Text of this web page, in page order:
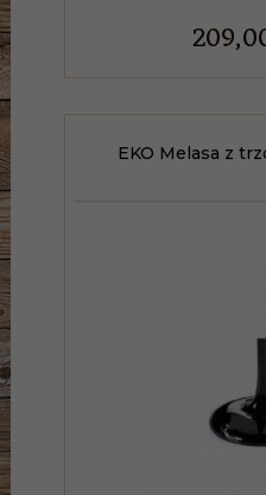
209,
EKO Melasa z